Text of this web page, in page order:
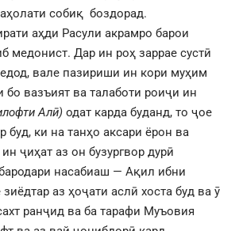
собиқ боздорад.
аҳди Расули акрамро барои
медонист. Дар ин роҳ заррае сустӣ
вале пазириши ин кори муҳим
бо вазъият ва талаботи роиҷи ин
Алӣ) одат карда буданд, то ҷое
ки на танҳо аксари ёрон ва
ҷиҳат аз он бузургвор дурӣ
насабиаш — Ақил ибни
аз ҳоҷати аслӣ хоста буд ва ӯ
ранҷид ва ба тарафи Муъовия